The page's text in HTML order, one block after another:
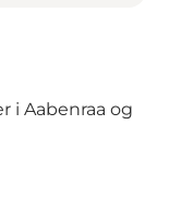
i Aabenraa og